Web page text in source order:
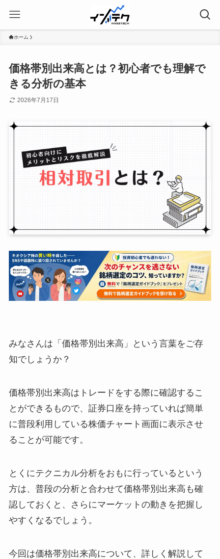
ホーム
価格帯別出来高とは？初心者でも理解で
きる分析の基本
2026年7月17日
みなさんは「価格帯別出来高」という言葉をご存
知でしょうか？
価格帯別出来高はトレードをする際に確認するこ
とができるもので、証券口座を持っていれば簡単
に普段利用している株価チャート画面に表示させ
ることが可能です。
とくにテクニカル分析をおもに行っているという
方は、普段の分析と合わせて価格帯別出来高も確
認しておくと、さらにマーケットの動きを把握し
やすくなるでしょう。
今回は価格帯別出来高について、詳しく解説して